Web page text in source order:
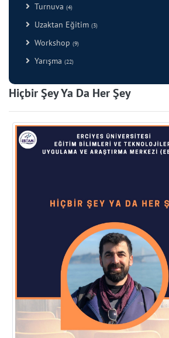
Turnuva (4)
Uzaktan Eğitim (3)
Workshop (9)
Yarışma (22)
Hiçbir Şey Ya Da Her Şey